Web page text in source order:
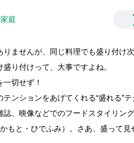
庭
ませんが、同じ料理でも盛り付け
り付けって、大事ですよね。
切せず！
ンションをあげてくれる“盛れる”
、映像などでのフードスタイリン
もと・ひでふみ）。さあ、盛って見